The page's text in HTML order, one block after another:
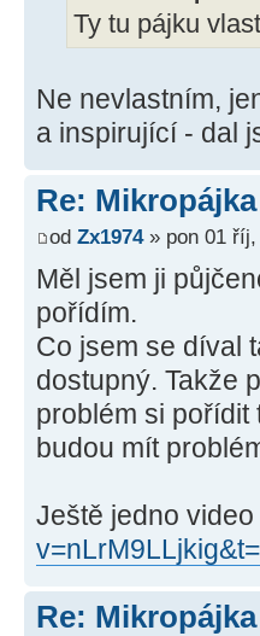
Ty tu pájku
Ne nevlastním,
a inspirující - dal
Re:
od Zx1974» pon 01 říj,
Měl jsem ji
pořídím.
Co jsem se díval
dostupný. Takže
problém si
budou mít
Ještě jedno video
Re: